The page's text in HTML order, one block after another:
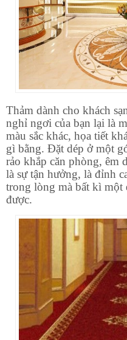
Thảm dành cho khách
nghỉ ngơi của bạn lại là
màu sắc khác, họa tiết
gì bằng. Đặt dép ở một
rảo khắp căn phòng,
là sự tận hưởng, là đỉnh
trong lòng mà bất kì một
được.